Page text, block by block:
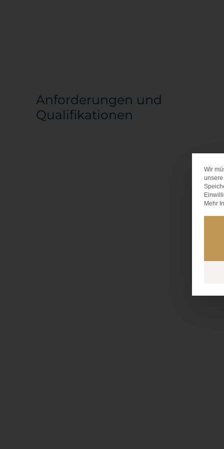
Anforderungen und
Qualifikationen
Wir
unsere
Mehr